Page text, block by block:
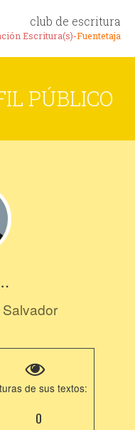
club de escritura
Escritura(s)-Fuentetaja
PÚBLICO
de sus textos:
0